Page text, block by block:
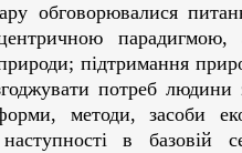
питання
підтримання
потреб людини
методи, засоби
в базовій